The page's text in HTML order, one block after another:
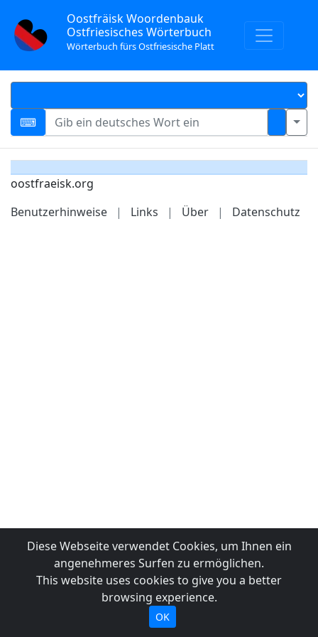
Oostfräisk Woordenbauk
Ostfriesisches Wörterbuch
Wörterbuch fürs Ostfriesische Platt
oostfraeisk.org
Benutzerhinweise
| Links | Über | Datenschutz
Diese Webseite verwendet Cookies, um Ihnen ein
angenehmeres Surfen zu ermöglichen.
This website uses cookies to give you a better
browsing experience.
OK